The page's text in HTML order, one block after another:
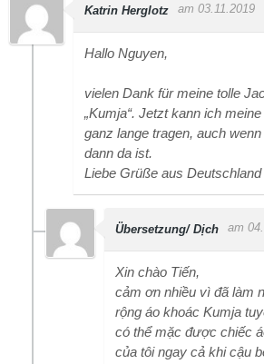
Katrin Herglotz am 03.11.2019
Hallo Nguyen,
vielen Dank für meine tolle
„Kumja“. Jetzt kann ich
ganz lange tragen, auch
dann da ist.
Liebe Grüße aus Deutschland
Übersetzung/ Dịch am
Xin chào Tiến,
cảm ơn nhiều vì đã làm
rộng áo khoác Kumja
có thể mặc được chiếc
của tôi ngay cả khi cậu